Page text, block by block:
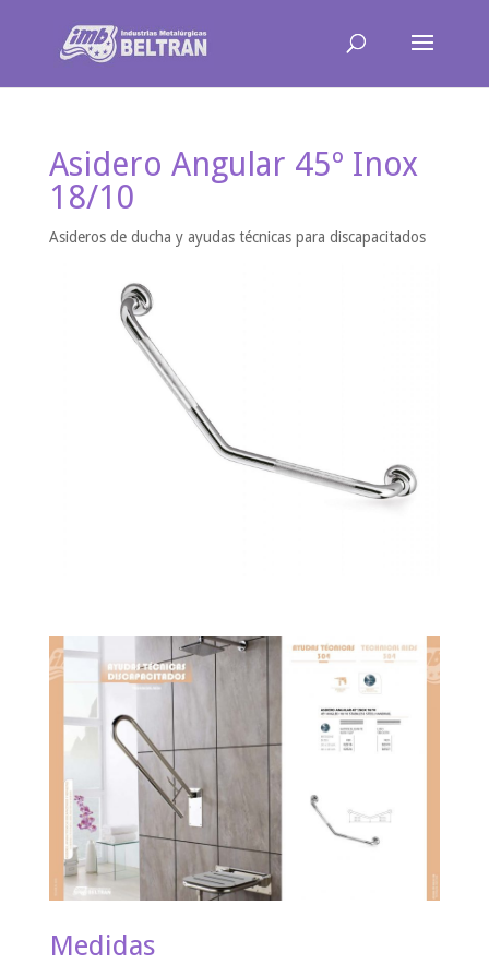
Asidero Angular 45º Inox
18/10
Asideros de ducha y ayudas técnicas para discapacitados
Medidas